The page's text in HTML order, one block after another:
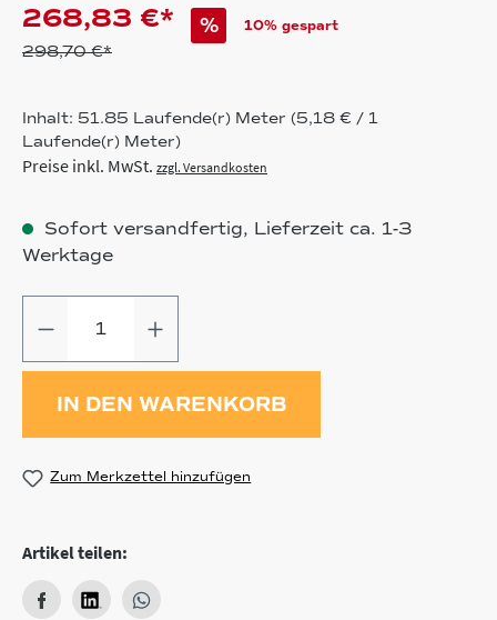
268,83 €*
298,70 €*
% 10% gespart
Inhalt: 51.85 Laufende(r) Meter (5,18 € / 1
Laufende(r) Meter)
Preise inkl. MwSt. zzgl. Versandkosten
Sofort versandfertig, Lieferzeit ca. 1-3
Werktage
IN DEN WARENKORB
Zum Merkzettel hinzufügen
Artikel teilen: